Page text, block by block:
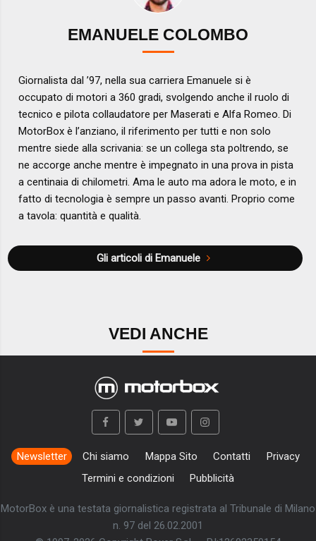
EMANUELE COLOMBO
Giornalista dal ’97, nella sua carriera Emanuele si è
occupato di motori a 360 gradi, svolgendo anche il ruolo di
tecnico e pilota collaudatore per Maserati e Alfa Romeo. Di
MotorBox è l’anziano, il riferimento per tutti e non solo
mentre siede alla scrivania: se un collega sta poltrendo, se
ne accorge anche mentre è impegnato in una prova in pista
a centinaia di chilometri. Ama le auto ma adora le moto, e in
fatto di tecnologia è sempre un passo avanti. Proprio come
a tavola: quantità e qualità.
Gli articoli di Emanuele
VEDI ANCHE
Newsletter Chi siamo Mappa Sito Contatti
Privacy
Termini e condizioni
Pubblicità
MotorBox è una testata giornalistica registrata al Tribunale di Milano
n. 97 del 26.02.2001